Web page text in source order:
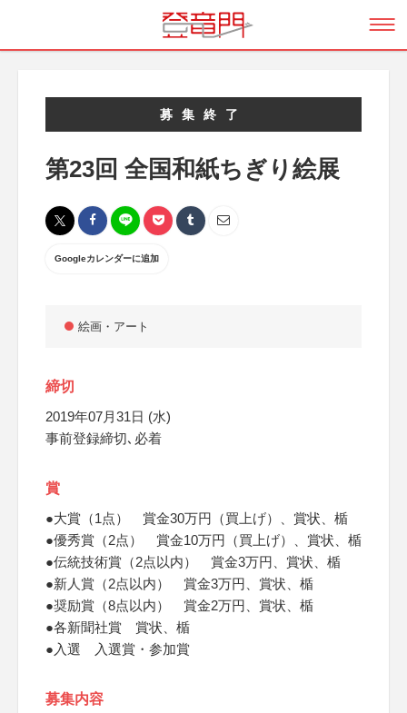
募集終了
第23回 全国和紙ちぎり絵展
Googleカレンダーに追加
絵画・アート
締切
2019年07月31日 (水)
事前登録締切､必着
賞
●大賞（1点） 賞金30万円（買上げ）、賞状、楯
●優秀賞（2点） 賞金10万円（買上げ）、賞状、楯
●伝統技術賞（2点以内） 賞金3万円、賞状、楯
●新人賞（2点以内） 賞金3万円、賞状、楯
●奨励賞（8点以内） 賞金2万円、賞状、楯
●各新聞社賞 賞状、楯
●入選 入選賞・参加賞
募集内容